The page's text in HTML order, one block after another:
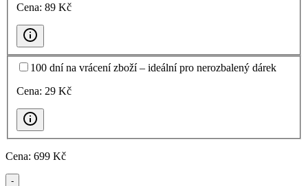
Cena: 89 Kč
100 dní na vrácení zboží – ideální pro nerozbalený dárek
Cena: 29 Kč
Cena: 699 Kč
-